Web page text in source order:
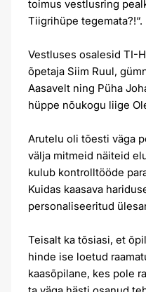
toimus vestlusring
Tiigrihüpe tegemata?!“.
Vestluses osalesid TI-
õpetaja Siim Ruul,
Aasavelt ning Püha
hüppe nõukogu liige
Arutelu oli tõesti väga
välja mitmeid näiteid
kulub kontrolltööde
Kuidas kaasava
personaliseeritud
Teisalt ka tõsiasi, et
hinde ise loetud
kaasõpilane, kes pole